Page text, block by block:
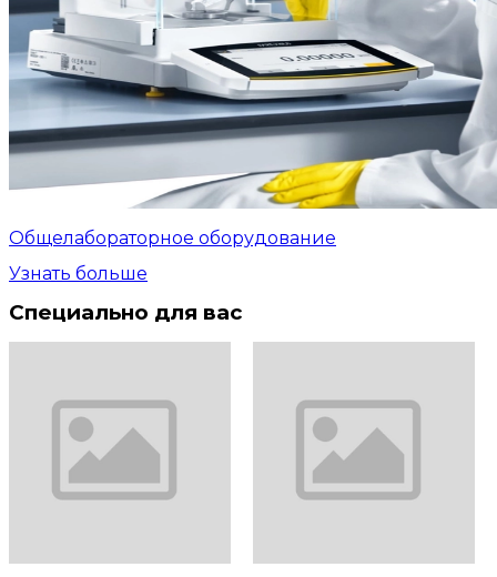
Общелабораторное оборудование
Узнать больше
Специально для вас